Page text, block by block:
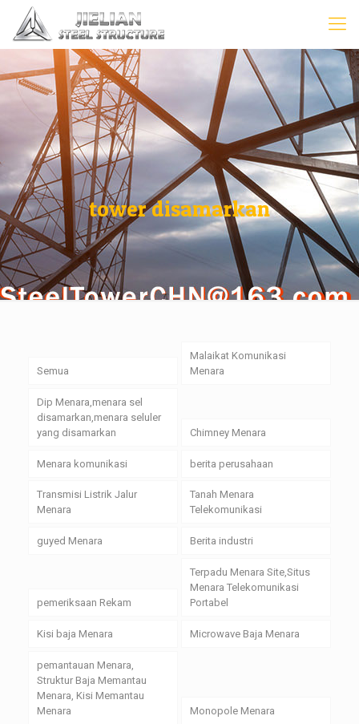
tower disamarkan
Semua
Malaikat Komunikasi
Menara
Dip Menara,menara sel
disamarkan,menara seluler
yang disamarkan
Chimney Menara
Menara komunikasi berita perusahaan
Transmisi Listrik Jalur
Menara
Tanah Menara
Telekomunikasi
guyed Menara Berita industri
pemeriksaan Rekam
Terpadu Menara Site,Situs
Menara Telekomunikasi
Portabel
Kisi baja Menara Microwave Baja Menara
pemantauan Menara,
Struktur Baja Memantau
Menara, Kisi Memantau
Menara
Monopole Menara